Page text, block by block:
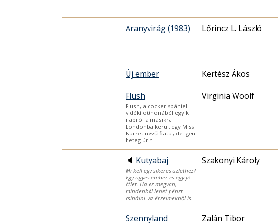
Aranyvirág (1983) Lőrincz L. László
Új ember Kertész Ákos
Flush
Flush, a cocker spániel
vidéki otthonából egyik
napról a másikra
Londonba kerül, egy Miss
Barret nevű fiatal, de igen
beteg úrih
Virginia Woolf
🔈 Kutyabaj
Mi kell egy sikeres üzlethez?
Egy ügyes ember és egy jó
ötlet. Ha ez megvan,
mindenből lehet pénzt
csinálni. Az érzelmekből is.
Szakonyi Károly
Szennyland Zalán Tibor